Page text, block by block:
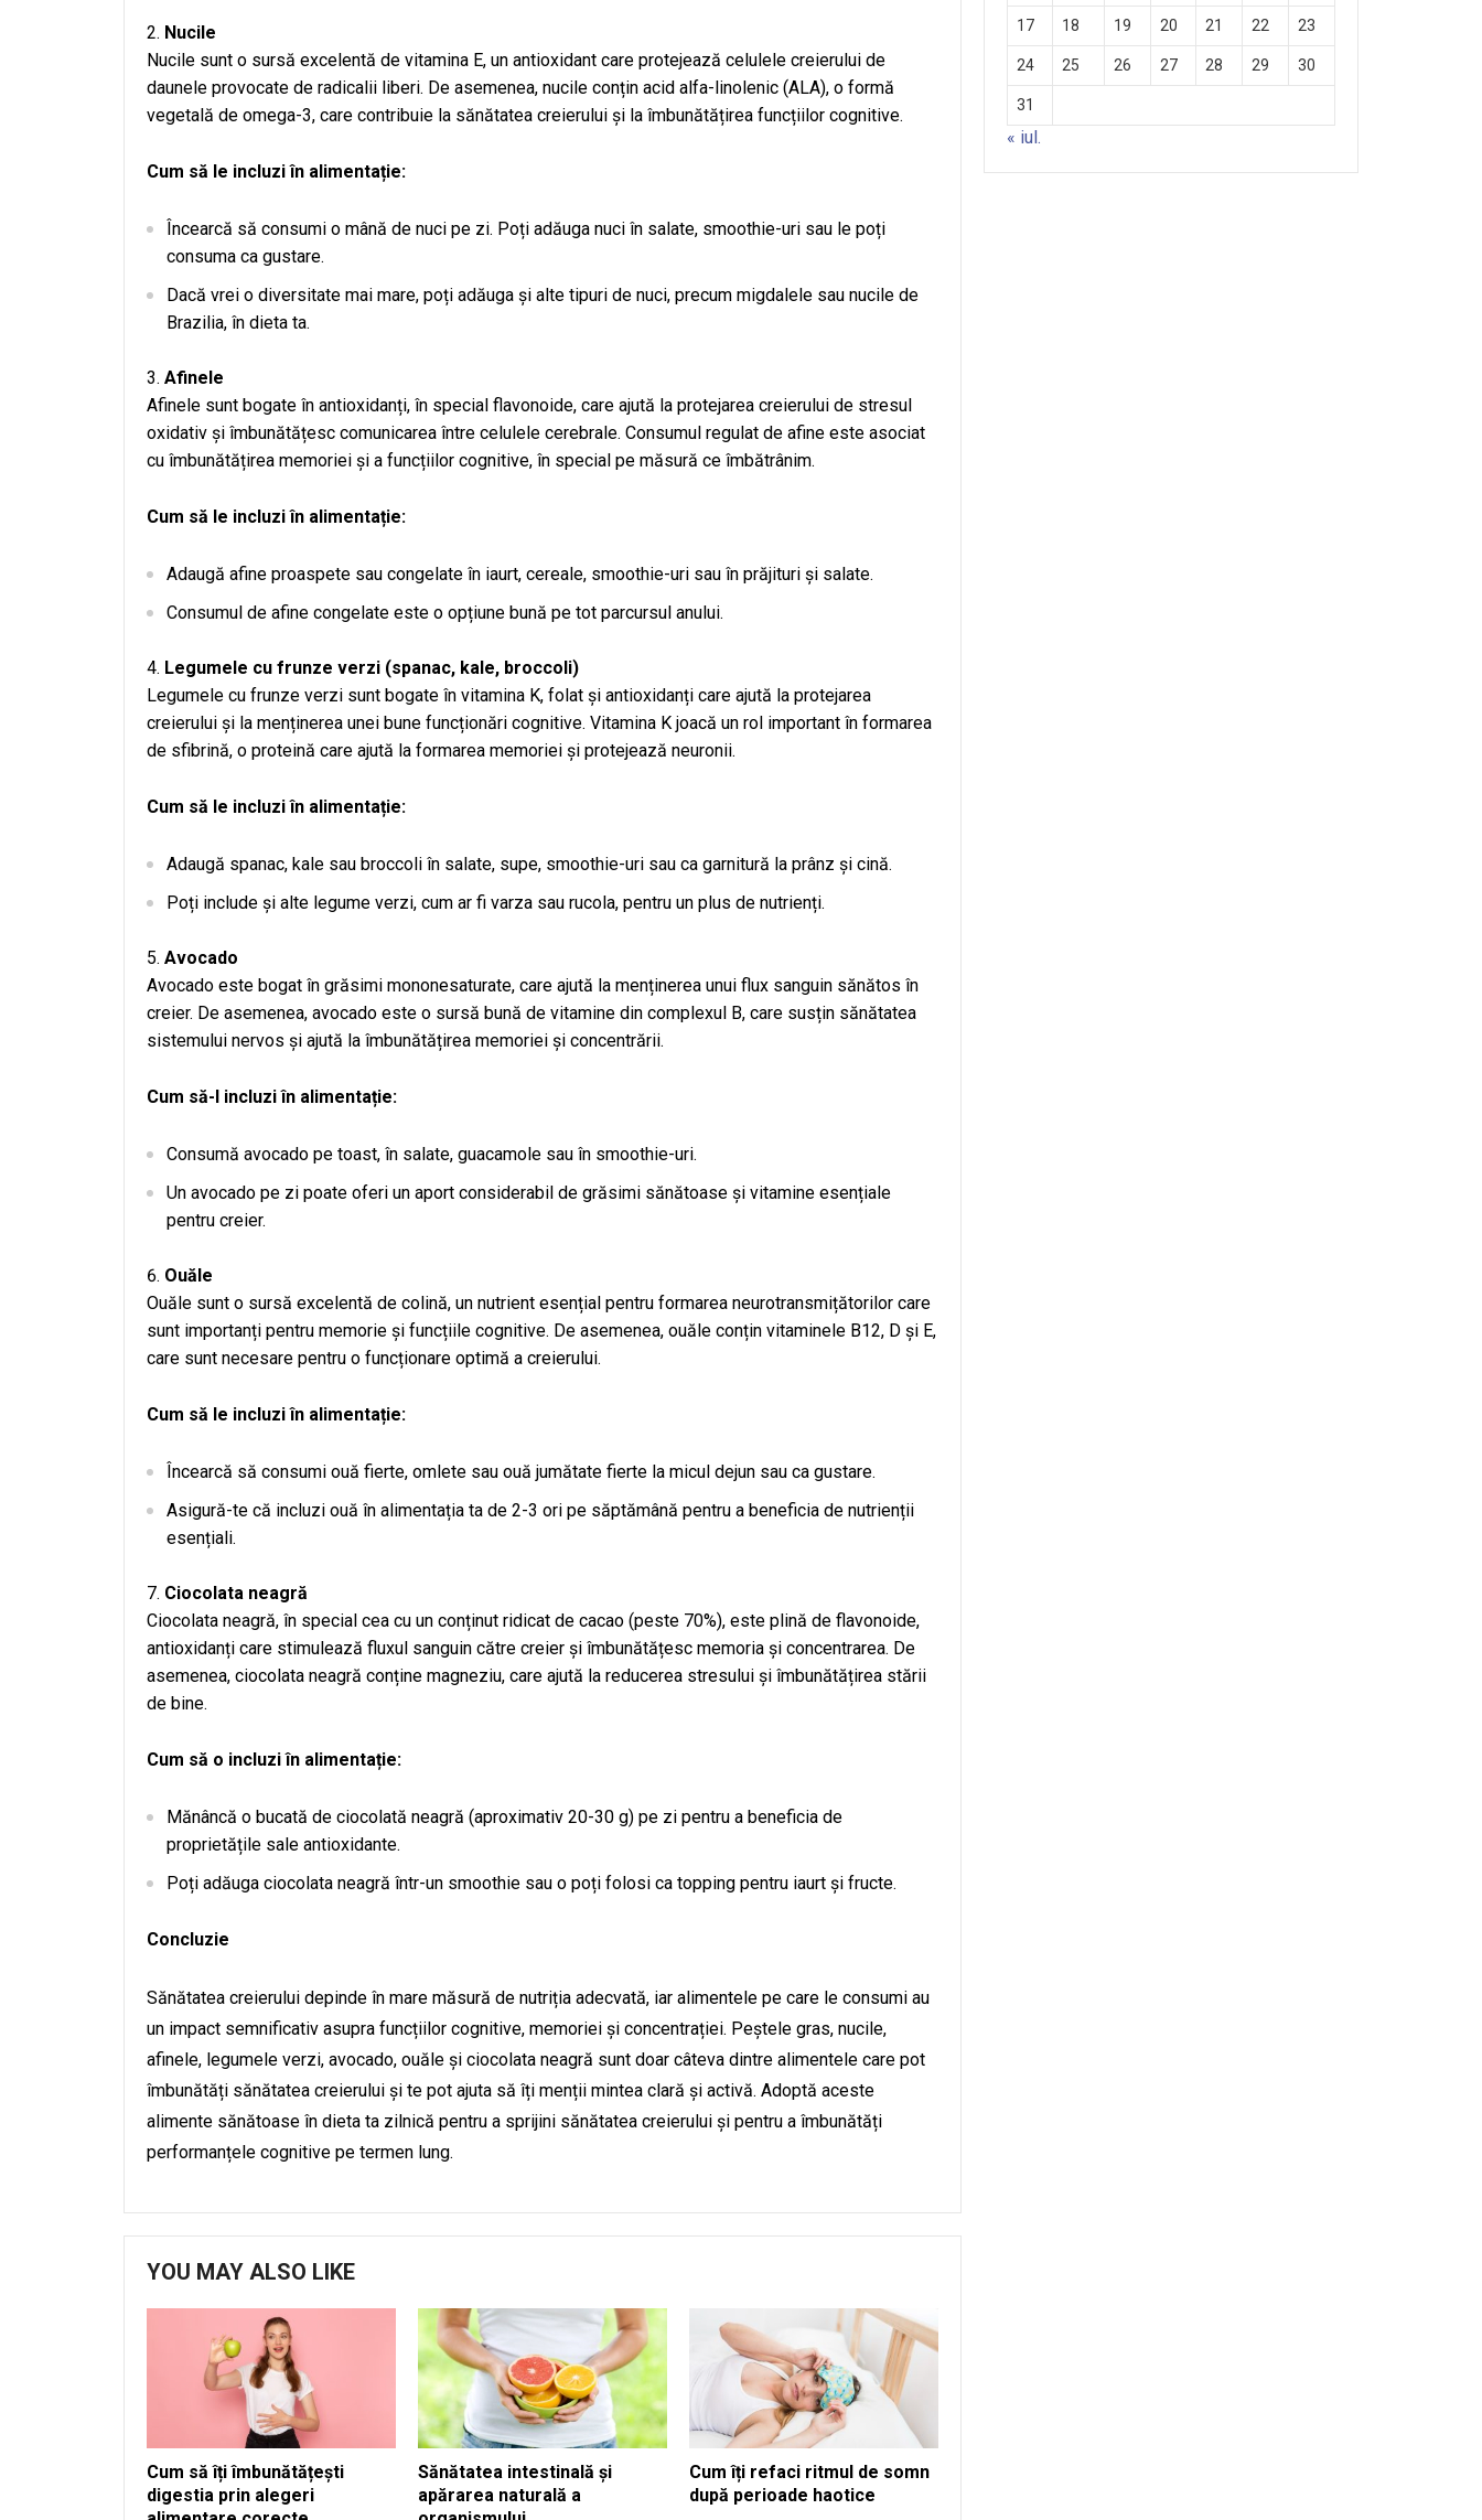
Nucile
Nucile sunt o sursă excelentă de vitamina E, un antioxidant care protejează celulele creierului de
daunele provocate de radicalii liberi. De asemenea, nucile conțin acid alfa-linolenic (ALA), o formă
vegetală de omega-3, care contribuie la sănătatea creierului și la îmbunătățirea funcțiilor cognitive.
Cum să le incluzi în alimentație:
Încearcă să consumi o mână de nuci pe zi. Poți adăuga nuci în salate, smoothie-uri sau le poți
consuma ca gustare.
Dacă vrei o diversitate mai mare, poți adăuga și alte tipuri de nuci, precum migdalele sau nucile de
Brazilia, în dieta ta.
Afinele
Afinele sunt bogate în antioxidanți, în special flavonoide, care ajută la protejarea creierului de stresul
oxidativ și îmbunătățesc comunicarea între celulele cerebrale. Consumul regulat de afine este asociat
cu îmbunătățirea memoriei și a funcțiilor cognitive, în special pe măsură ce îmbătrânim.
Cum să le incluzi în alimentație:
Adaugă afine proaspete sau congelate în iaurt, cereale, smoothie-uri sau în prăjituri și salate.
Consumul de afine congelate este o opțiune bună pe tot parcursul anului.
Legumele cu frunze verzi (spanac, kale, broccoli)
Legumele cu frunze verzi sunt bogate în vitamina K, folat și antioxidanți care ajută la protejarea
creierului și la menținerea unei bune funcționări cognitive. Vitamina K joacă un rol important în formarea
de sfibrină, o proteină care ajută la formarea memoriei și protejează neuronii.
Cum să le incluzi în alimentație:
Adaugă spanac, kale sau broccoli în salate, supe, smoothie-uri sau ca garnitură la prânz și cină.
Poți include și alte legume verzi, cum ar fi varza sau rucola, pentru un plus de nutrienți.
Avocado
Avocado este bogat în grăsimi mononesaturate, care ajută la menținerea unui flux sanguin sănătos în
creier. De asemenea, avocado este o sursă bună de vitamine din complexul B, care susțin sănătatea
sistemului nervos și ajută la îmbunătățirea memoriei și concentrării.
Cum să-l incluzi în alimentație:
Consumă avocado pe toast, în salate, guacamole sau în smoothie-uri.
Un avocado pe zi poate oferi un aport considerabil de grăsimi sănătoase și vitamine esențiale
pentru creier.
Ouăle
Ouăle sunt o sursă excelentă de colină, un nutrient esențial pentru formarea neurotransmițătorilor care
sunt importanți pentru memorie și funcțiile cognitive. De asemenea, ouăle conțin vitaminele B12, D și E,
care sunt necesare pentru o funcționare optimă a creierului.
Cum să le incluzi în alimentație:
Încearcă să consumi ouă fierte, omlete sau ouă jumătate fierte la micul dejun sau ca gustare.
Asigură-te că incluzi ouă în alimentația ta de 2-3 ori pe săptămână pentru a beneficia de nutrienții
esențiali.
Ciocolata neagră
Ciocolata neagră, în special cea cu un conținut ridicat de cacao (peste 70%), este plină de flavonoide,
antioxidanți care stimulează fluxul sanguin către creier și îmbunătățesc memoria și concentrarea. De
asemenea, ciocolata neagră conține magneziu, care ajută la reducerea stresului și îmbunătățirea stării
de bine.
Cum să o incluzi în alimentație:
Mănâncă o bucată de ciocolată neagră (aproximativ 20-30 g) pe zi pentru a beneficia de
proprietățile sale antioxidante.
Poți adăuga ciocolata neagră într-un smoothie sau o poți folosi ca topping pentru iaurt și fructe.
Concluzie
Sănătatea creierului depinde în mare măsură de nutriția adecvată, iar alimentele pe care le consumi au
un impact semnificativ asupra funcțiilor cognitive, memoriei și concentrației. Peștele gras, nucile,
afinele, legumele verzi, avocado, ouăle și ciocolata neagră sunt doar câteva dintre alimentele care pot
îmbunătăți sănătatea creierului și te pot ajuta să îți menții mintea clară și activă. Adoptă aceste
alimente sănătoase în dieta ta zilnică pentru a sprijini sănătatea creierului și pentru a îmbunătăți
performanțele cognitive pe termen lung.
YOU MAY ALSO LIKE
Cum să îți îmbunătățești
digestia prin alegeri
Sănătatea intestinală și
apărarea naturală a
Cum îți refaci ritmul de somn
după perioade haotice
17 18 19 20 21 22 23
24 25 26 27 28 29 30
31
« iul.